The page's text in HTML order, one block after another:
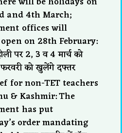
and 4th March;
offices will
on 28th February:
पर 2, 3 व 4 मार्च को
फरवरी को खुलेंगे दफ्तर
for non-TET teachers
& Kashmir: The
has put
order mandating